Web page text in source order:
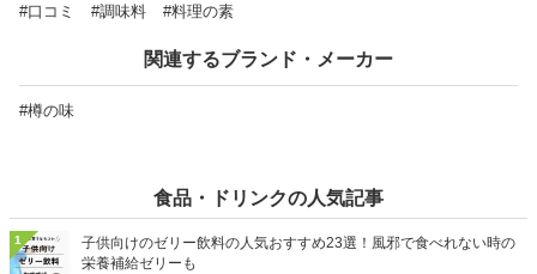
#口コミ #調味料 #料理の素
関連するブランド・メーカー
#樽の味
食品・ドリンクの人気記事
1
子供向けのゼリー飲料の人気おすすめ23選！風邪で食べれない時の
栄養補給ゼリーも